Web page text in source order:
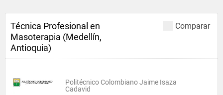
Comparar
Técnica Profesional en
Masoterapia (Medellín,
Antioquia)
Politécnico Colombiano Jaime Isaza
Cadavid